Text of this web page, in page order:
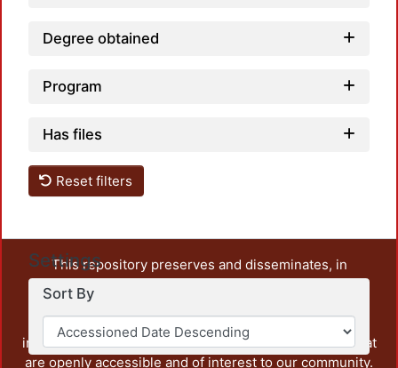
Degree obtained
Program
Has files
Reset filters
Settings
Sort By
This repository preserves and disseminates, in
unrestricted open access, the teaching and research
output of UAM Azcapotzalco. It also includes some
administrative and graphic documents from the
institution, as well as content from other institutions that
are openly accessible and of interest to our community.